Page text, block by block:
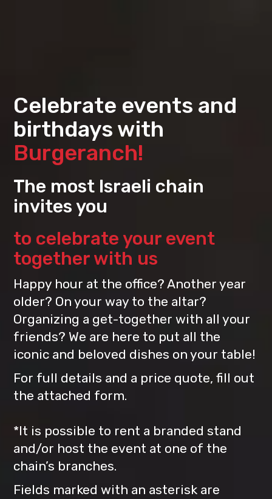
work
screen
reader
Celebrate events and
birthdays with
Burgeranch!
The most Israeli chain
invites you
to celebrate your event
together with us
Happy hour at the office? Another year
older? On your way to the altar?
Organizing a get-together with all your
friends? We are here to put all the
iconic and beloved dishes on your table!
For full details and a price quote, fill out
the attached form.
*It is possible to rent a branded stand
and/or host the event at one of the
chain’s branches.
Fields marked with an asterisk are